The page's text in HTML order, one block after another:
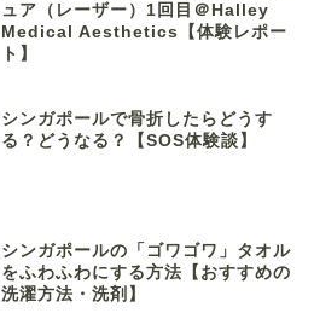
ュア（レーザー）1回目＠Halley
Medical Aesthetics【体験レポー
ト】
シンガポールで骨折したらどうす
る？どうなる？【SOS体験談】
シンガポールの「ゴワゴワ」タオル
をふわふわにする方法【おすすめの
洗濯方法・洗剤】